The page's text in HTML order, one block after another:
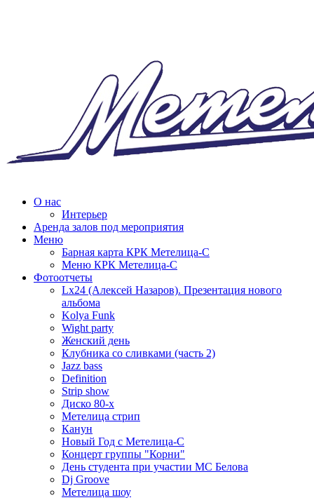
О нас
Интерьер
Аренда залов под мероприятия
Меню
Барная карта КРК Метелица-С
Меню КРК Метелица-С
Фотоотчеты
Lx24 (Алексей Назаров). Презентация нового
альбома
Kolya Funk
Wight party
Женский день
Клубника со сливками (часть 2)
Jazz bass
Definition
Strip show
Диско 80-х
Метелица стрип
Канун
Новый Год с Метелица-С
Концерт группы "Корни"
День студента при участии МС Белова
Dj Groove
Метелица шоу